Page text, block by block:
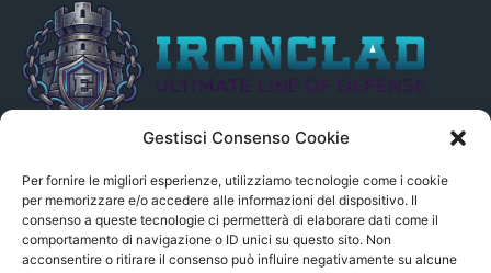
Gestisci Consenso Cookie
Per fornire le migliori esperienze, utilizziamo tecnologie come i cookie
per memorizzare e/o accedere alle informazioni del dispositivo. Il
consenso a queste tecnologie ci permetterà di elaborare dati come il
comportamento di navigazione o ID unici su questo sito. Non
acconsentire o ritirare il consenso può influire negativamente su alcune
indirettamente, alle Fonti delle notizie segnalate né può essere
ritenuto responsabile ad alcun titolo dei loro contenuti. Si precisa
altresì che le notizie segnalate dall’aggregatore NON sono da
intendersi in alcun modo di proprietà del sito GenSys.it, ad
eccezione degli articoli e dei documenti pubblicati nel blog.